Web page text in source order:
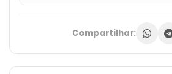
Compartilhar: